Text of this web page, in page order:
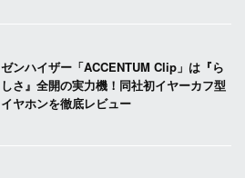
ゼンハイザー「ACCENTUM Clip」は『ら
しさ』全開の実力機！同社初イヤーカフ型
イヤホンを徹底レビュー